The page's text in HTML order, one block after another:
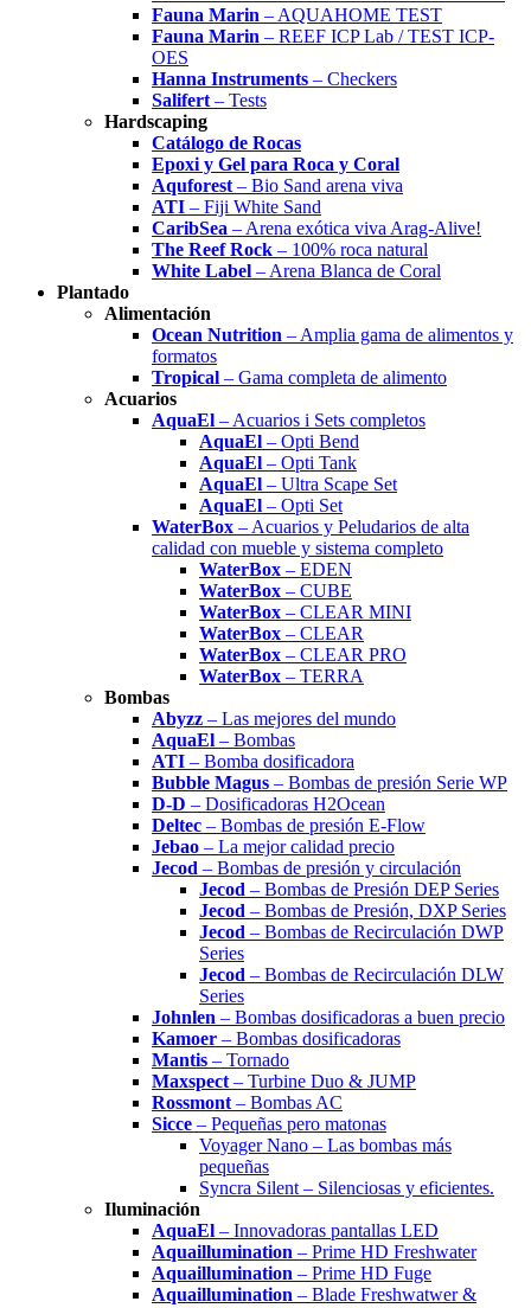
Fauna Marin – AQUAHOME TEST
Fauna Marin – REEF ICP Lab / TEST ICP-
OES
Hanna Instruments – Checkers
Salifert – Tests
Hardscaping
Catálogo de Rocas
Epoxi y Gel para Roca y Coral
Aquforest – Bio Sand arena viva
ATI – Fiji White Sand
CaribSea – Arena exótica viva Arag-Alive!
The Reef Rock – 100% roca natural
White Label – Arena Blanca de Coral
Plantado
Alimentación
Ocean Nutrition – Amplia gama de alimentos y
formatos
Tropical – Gama completa de alimento
Acuarios
AquaEl – Acuarios i Sets completos
AquaEl – Opti Bend
AquaEl – Opti Tank
AquaEl – Ultra Scape Set
AquaEl – Opti Set
WaterBox – Acuarios y Peludarios de alta
calidad con mueble y sistema completo
WaterBox – EDEN
WaterBox – CUBE
WaterBox – CLEAR MINI
WaterBox – CLEAR
WaterBox – CLEAR PRO
WaterBox – TERRA
Bombas
Abyzz – Las mejores del mundo
AquaEl – Bombas
ATI – Bomba dosificadora
Bubble Magus – Bombas de presión Serie WP
D-D – Dosificadoras H2Ocean
Deltec – Bombas de presión E-Flow
Jebao – La mejor calidad precio
Jecod – Bombas de presión y circulación
Jecod – Bombas de Presión DEP Series
Jecod – Bombas de Presión, DXP Series
Jecod – Bombas de Recirculación DWP
Series
Jecod – Bombas de Recirculación DLW
Series
Johnlen – Bombas dosificadoras a buen precio
Kamoer – Bombas dosificadoras
Mantis – Tornado
Maxspect – Turbine Duo & JUMP
Rossmont – Bombas AC
Sicce – Pequeñas pero matonas
Voyager Nano – Las bombas más
pequeñas
Syncra Silent – Silenciosas y eficientes.
Iluminación
AquaEl – Innovadoras pantallas LED
Aquaillumination – Prime HD Freshwater
Aquaillumination – Prime HD Fuge
Aquaillumination – Blade Freshwatwer &